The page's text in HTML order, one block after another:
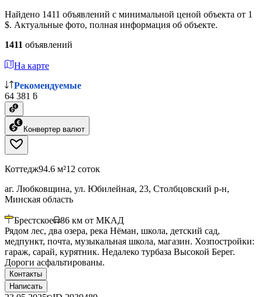
Найдено 1411 объявлений с минимальной ценой объекта от 1
$. Актуальные фото, полная информация об объекте.
1411 объявлений
На карте
Рекомендуемые
64 381 ƃ
Конвертер валют
Коттедж94.6 м²12 соток
аг. Любковщина, ул. Юбилейная, 23, Столбцовский р-н,
Минская область
Брестское 86 км от МКАД
Рядом лес, два озера, река Нёман, школа, детский сад,
медпункт, почта, музыкальная школа, магазин. Хозпостройки:
гараж, сарай, курятник. Недалеко турбаза Высокой Берег.
Дороги асфальтированы.
Контакты
Написать